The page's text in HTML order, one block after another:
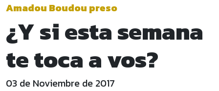
Amadou Boudou preso
¿Y si esta semana
te toca a vos?
03 de Noviembre de 2017